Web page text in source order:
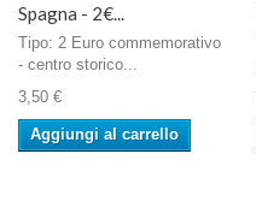
Spagna - 2€...
Tipo: 2 Euro commemorativo
- centro storico...
3,50 €
Aggiungi al carrello